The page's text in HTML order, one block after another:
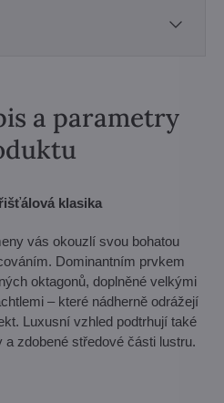
a parametry
klasika
vás okouzlí svou bohatou
Dominantním prvkem
oktagonů, doplněné velkými
– které nádherně odrážejí
Luxusní vzhled podtrhují také
zdobené středové části lustru.